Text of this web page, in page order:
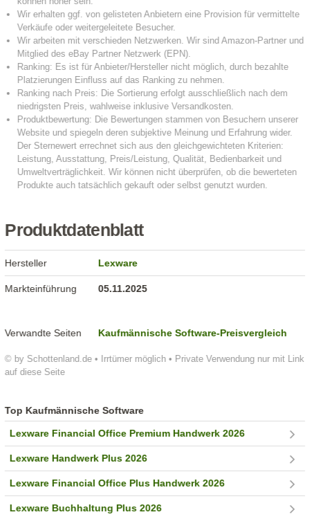
Produktdatenblatt
© by Schottenland.de • Irrtümer möglich • Private Verwendung nur mit Link
auf diese Seite
Hersteller Lexware
Markteinführung 05.11.2025
Verwandte Seiten Kaufmännische Software-Preisvergleich
Top Kaufmännische Software
Lexware Financial Office Premium Handwerk 2026
Lexware Handwerk Plus 2026
Lexware Financial Office Plus Handwerk 2026
Lexware Buchhaltung Plus 2026